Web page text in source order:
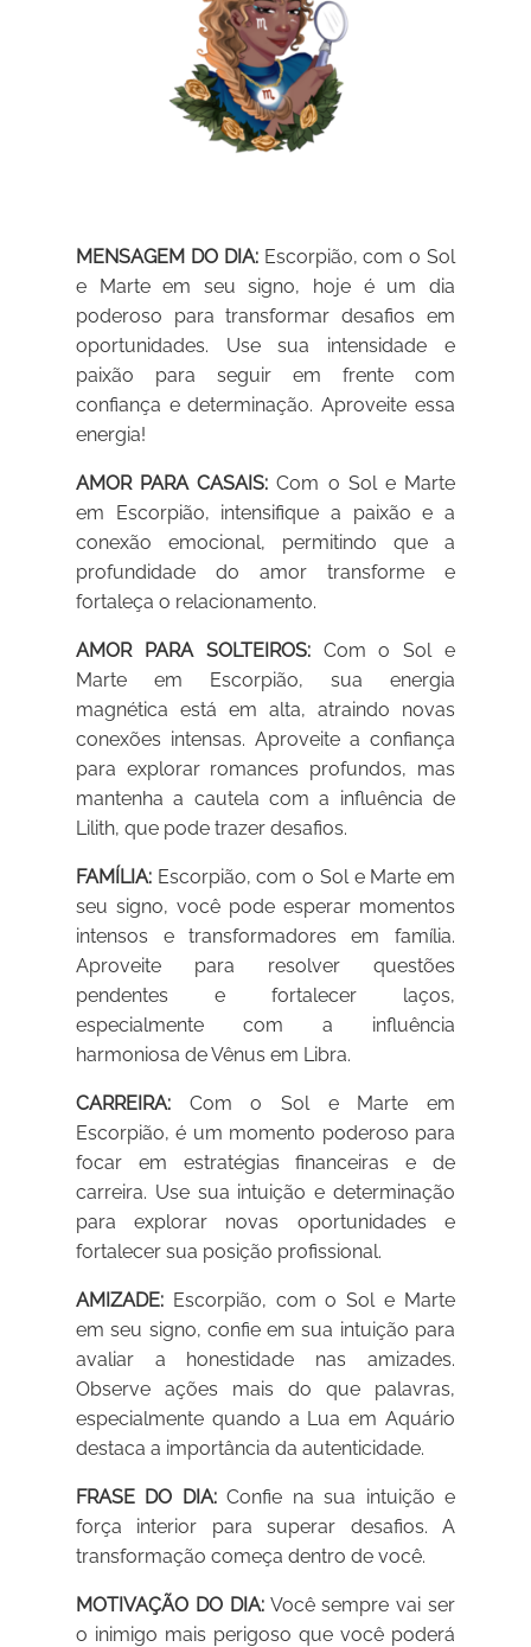
MENSAGEM DO DIA:Escorpião, com o Sol
e Marte em seu signo, hoje é um dia
poderoso para transformar desafios em
oportunidades. Use sua intensidade e
paixão para seguir em frente com
confiança e determinação. Aproveite essa
energia!
AMOR PARA CASAIS: Com o Sol e Marte
em Escorpião, intensifique a paixão e a
conexão emocional, permitindo que a
profundidade do amor transforme e
fortaleça o relacionamento.
AMOR PARA SOLTEIROS:Com o Sol e
Marte em Escorpião, sua energia
magnética está em alta, atraindo novas
conexões intensas. Aproveite a confiança
para explorar romances profundos, mas
mantenha a cautela com a influência de
Lilith, que pode trazer desafios.
FAMÍLIA: Escorpião, com o Sol e Marte em
seu signo, você pode esperar momentos
intensos e transformadores em família.
Aproveite para resolver questões
pendentes e fortalecer laços,
especialmente com a influência
harmoniosa de Vênus em Libra.
CARREIRA: Com o Sol e Marte em
Escorpião, é um momento poderoso para
focar em estratégias financeiras e de
carreira. Use sua intuição e determinação
para explorar novas oportunidades e
fortalecer sua posição profissional.
AMIZADE: Escorpião, com o Sol e Marte
em seu signo, confie em sua intuição para
avaliar a honestidade nas amizades.
Observe ações mais do que palavras,
especialmente quando a Lua em Aquário
destaca a importância da autenticidade.
FRASE DO DIA:Confie na sua intuição e
força interior para superar desafios. A
transformação começa dentro de você.
MOTIVAÇÃO DO DIA:Você sempre vai ser
o inimigo mais perigoso que você poderá